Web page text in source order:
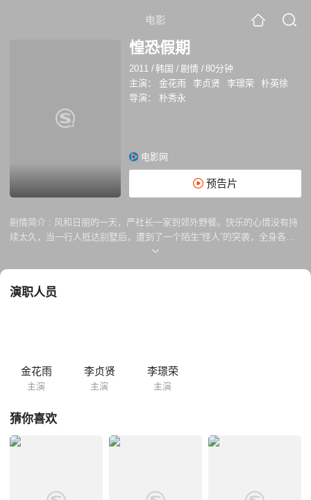
电影
惶恐假期
2011 /韩国 /剧情 /80分钟
主演：
金花雨 李贞贤 李璟荣
朴英徐
导演：
朴秀永
电影网
预告片
剧情简介 : 风和日丽的一天，严社长一家到郊外野餐。快乐的心情没有持
续太久，当一行人抵达别墅后，遭到了一个陌生“怪人”的突袭，全身各处
遭乱刀伤害。井空中的严社长认出这个“怪人”正是不久前遭他辞退的员工
演职人员
金花雨
主演
李贞贤
主演
李璟荣
主演
猜你喜欢